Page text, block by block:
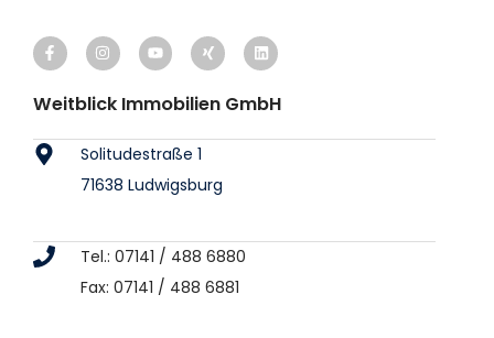
Weitblick Immobilien GmbH
Solitudestraße 1
71638 Ludwigsburg
Tel.: 07141 / 488 6880
Fax: 07141 / 488 6881